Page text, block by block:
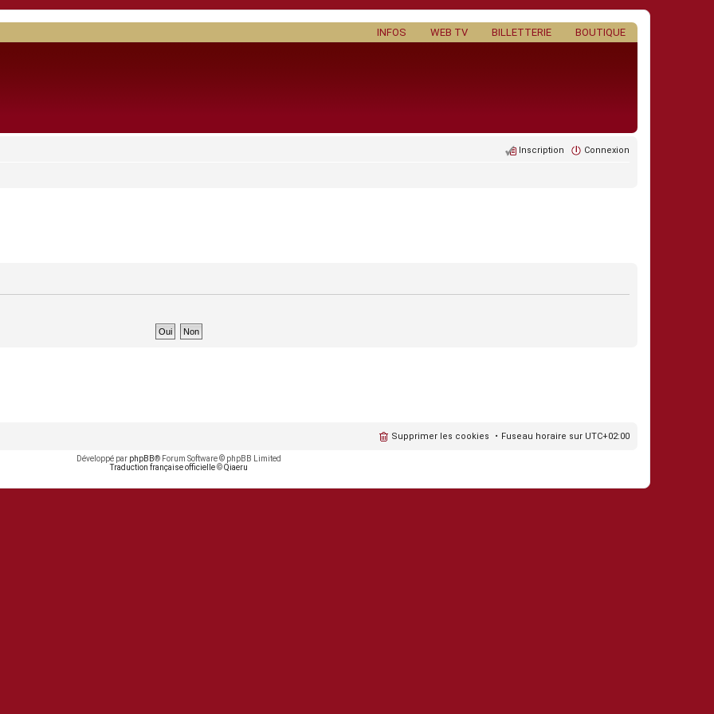
BOUTIQUE
BILLETTERIE
WEB TV
INFOS
Connexion
Inscription
Fuseau horaire sur UTC+02:00
Supprimer les cookies
Développé par phpBB® Forum Software © phpBB Limited
Traduction française officielle©Qiaeru